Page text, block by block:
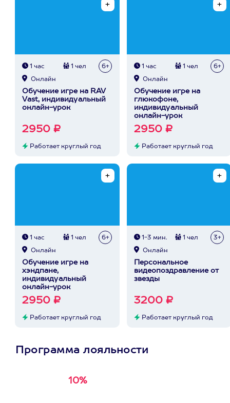
1 час 1 чел 6+
Онлайн
Обучение игре на RAV
Vast, индивидуальный
онлайн-урок
2950 ₽
Работает круглый год
1 час 1 чел 6+
Онлайн
Обучение игре на
глюкофоне,
индивидуальный
онлайн-урок
2950 ₽
Работает круглый год
1 час 1 чел 6+
Онлайн
Обучение игре на
хэндпане,
индивидуальный
онлайн-урок
2950 ₽
Работает круглый год
1-3 мин. 1 чел 3+
Онлайн
Персональное
видеопоздравление от
звезды
3200 ₽
Работает круглый год
Программа лояльности
10%